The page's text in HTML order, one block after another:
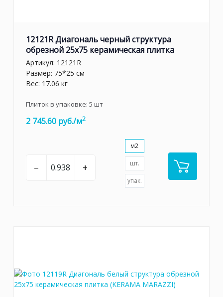
12121R Диагональ черный структура
обрезной 25х75 керамическая плитка
Артикул: 12121R
Размер: 75*25 см
Вес: 17.06 кг
Плиток в упаковке: 5 шт
2 745.60 руб./м2
– +
м2
шт.
упак.